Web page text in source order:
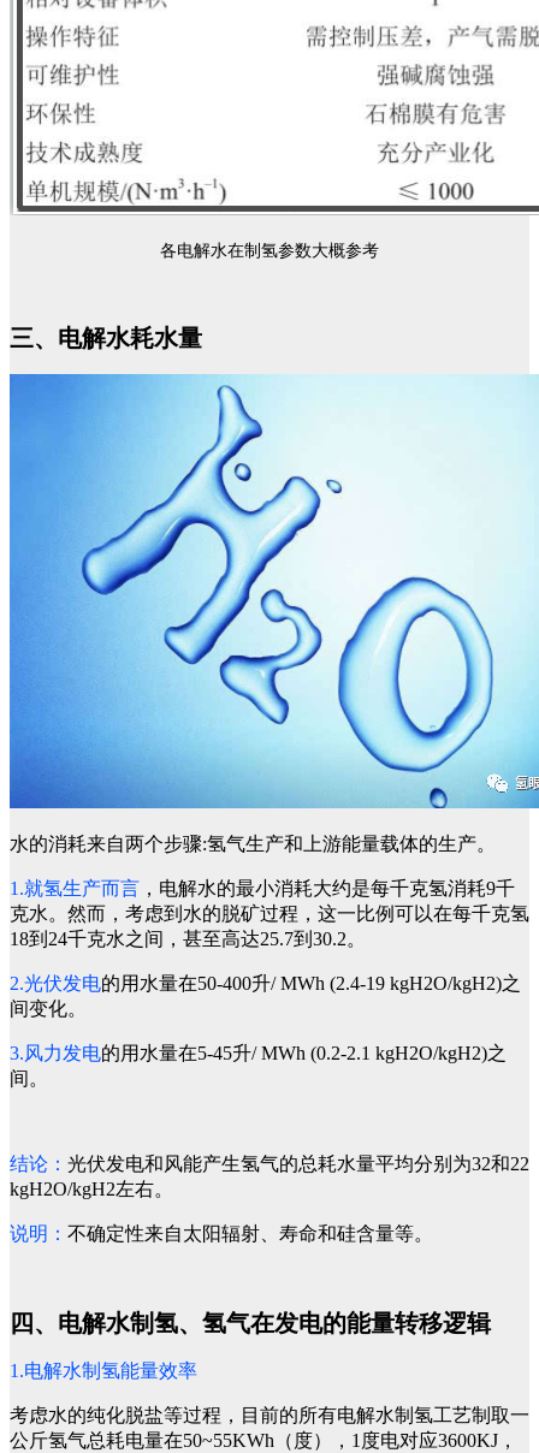
各电解水在制氢参数大概参考
三、电解水耗水量
水的消耗来自两个步骤:氢气生产和上游能量载体的生产。
1.就氢生产而言 ，电解水的最小消耗大约是每千克氢消耗9千
克水。然而，考虑到水的脱矿过程，这一比例可以在每千克氢
18到24千克水之间，甚至高达25.7到30.2。
2.光伏发电的用水量在50-400升/ MWh (2.4-19 kgH2O/kgH2)之
间变化。
3.风力发电的用水量在5-45升/ MWh (0.2-2.1 kgH2O/kgH2)之
间。
结论： 光伏发电和风能产生氢气的总耗水量平均分别为32和22
kgH2O/kgH2左右。
说明： 不确定性来自太阳辐射、寿命和硅含量等。
四、电解水制氢、氢气在发电的能量转移逻辑
1.电解水制氢能量效率
考虑水的纯化脱盐等过程，目前的所有电解水制氢工艺制取一
公斤氢气总耗电量在50~55KWh（度），1度电对应3600KJ，